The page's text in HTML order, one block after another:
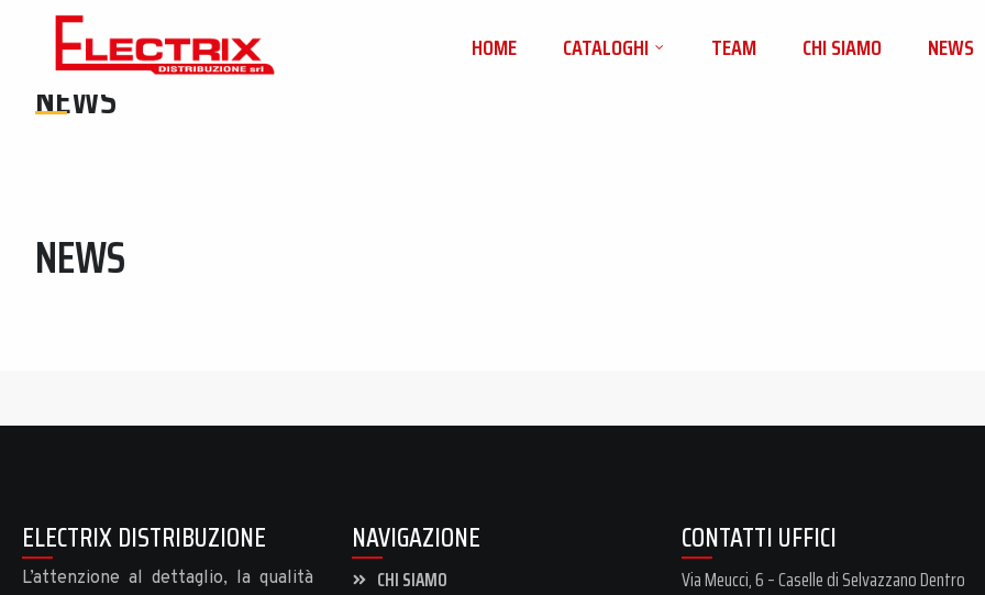
HOME CATALOGHI TEAM CHI SIAMO NEWS
NEWS
NEWS
ELECTRIX DISTRIBUZIONE
L’attenzione al dettaglio, la qualità
NAVIGAZIONE
CHI SIAMO
CONTATTI UFFICI
Via Meucci, 6 – Caselle di Selvazzano Dentro